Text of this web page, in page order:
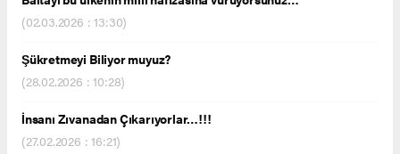
(02.03.2026 : 13:30)
Şükretmeyi Biliyor muyuz?
(28.02.2026 : 10:28)
İnsanı Zıvanadan Çıkarıyorlar…!!!
(27.02.2026 : 16:21)